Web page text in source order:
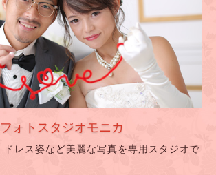
フォトスタジオモニカ
レス姿など美麗な写真を専用スタジオで